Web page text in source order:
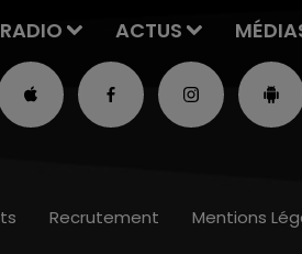
RADIO ACTUS
Recrutement Mentions